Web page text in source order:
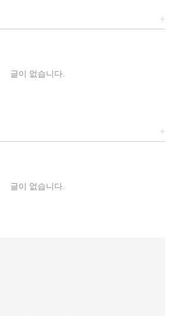
+
글이 없습니다.
+
글이 없습니다.